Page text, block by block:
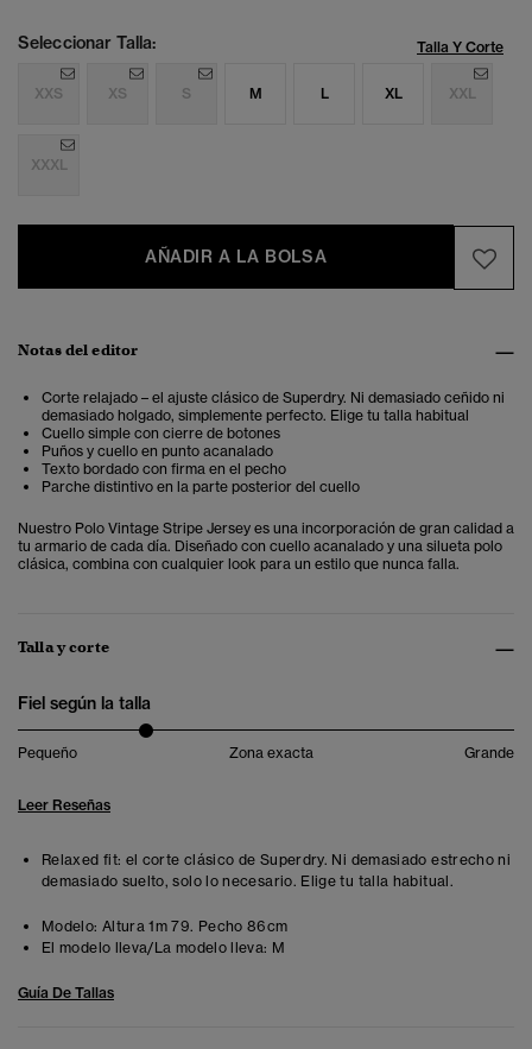
Seleccionar Talla: Talla Y Corte
XXS XS S M L XL XXL
XXXL
AÑADIR A LA BOLSA
Notas del editor
Corte relajado – el ajuste clásico de Superdry. Ni demasiado ceñido ni
demasiado holgado, simplemente perfecto. Elige tu talla habitual
Cuello simple con cierre de botones
Puños y cuello en punto acanalado
Texto bordado con firma en el pecho
Parche distintivo en la parte posterior del cuello
Nuestro Polo Vintage Stripe Jersey es una incorporación de gran calidad a
tu armario de cada día. Diseñado con cuello acanalado y una silueta polo
clásica, combina con cualquier look para un estilo que nunca falla.
Talla y corte
Fiel según la talla
Pequeño Zona exacta Grande
Leer Reseñas
Relaxed fit: el corte clásico de Superdry. Ni demasiado estrecho ni
demasiado suelto, solo lo necesario. Elige tu talla habitual.
Modelo: Altura 1m 79. Pecho 86cm
El modelo lleva/La modelo lleva: M
Guía De Tallas